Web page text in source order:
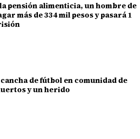
pensión alimenticia, un hombre de
más de 334 mil pesos y pasará 1
de fútbol en comunidad de
y un herido